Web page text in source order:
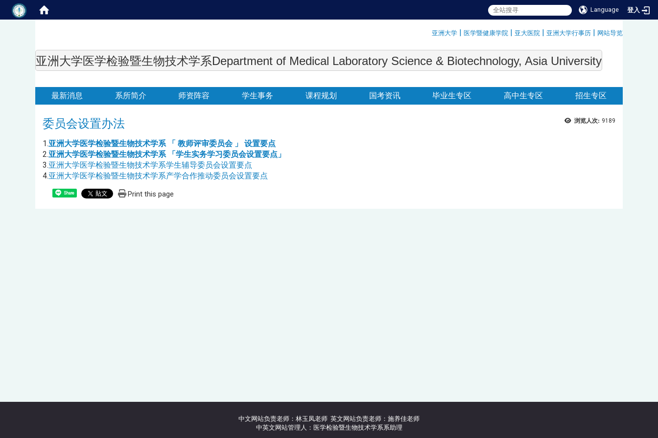
Language 登入
亚洲大学 | 医学暨健康学院 | 亚大医院 | 亚洲大学行事历 | 网站导览
亚洲大学医学检验暨生物技术学系Department of Medical Laboratory Science & Biotechnology, Asia University
:::
最新消息 系所简介 师资阵容 学生事务 课程规划 国考资讯 毕业生专区 高中生专区 招生专区
浏览人次: 9189
委员会设置办法
1.亚洲大学医学检验暨生物技术学系 「 教师评审委员会 」
设置要点
2.亚洲大学医学检验暨生物技术学系 「学生实务学习委员会设置要点」
3.亚洲大学医学检验暨生物技术学系学生辅导委员会设置要点
4.亚洲大学医学检验暨生物技术学系产学合作推动委员会设置要点
Share Print this page
中文网站负责老师：林玉凤老师 英文网站负责老师：施养佳老师
中英文网站管理人：医学检验暨生物技术学系系助理